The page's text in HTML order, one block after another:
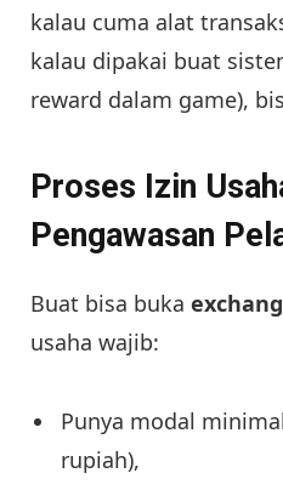
kalau cuma alat
kalau dipakai buat
reward dalam game),
Proses Izin
Pengawasan
Buat bisa buka
usaha wajib:
Punya modal
rupiah),